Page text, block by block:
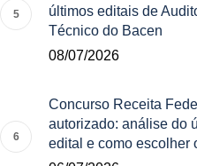
últimos editais de
Técnico do Bacen
08/07/2026
Concurso Receita
autorizado: análise do
edital e como escolher